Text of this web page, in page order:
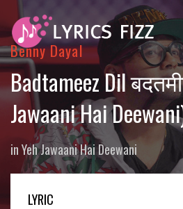
Benny Dayal
Badtameez Dil
Jawaani Hai
inYeh Jawaani Hai Deewani
LYRIC